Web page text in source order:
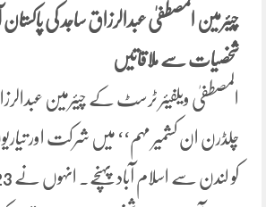
چیئرمین المصطفیٰ عبدالرزاق ساجد کی پاکستان
شخصیات سے ملاقاتیں
المصطفیٰ ویلفیئر ٹرسٹ کے چیئرمین